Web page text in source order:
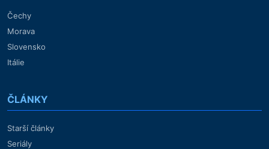
Čechy
Morava
Slovensko
Itálie
ČLÁNKY
Starší články
Seriály